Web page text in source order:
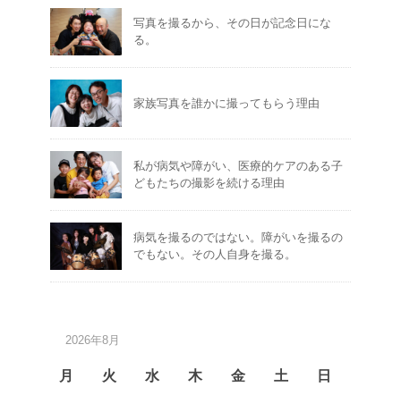
写真を撮るから、その日が記念日にな
る。
家族写真を誰かに撮ってもらう理由
私が病気や障がい、医療的ケアのある子
どもたちの撮影を続ける理由
病気を撮るのではない。障がいを撮るの
でもない。その人自身を撮る。
2026年8月
月 火 水 木 金 土 日